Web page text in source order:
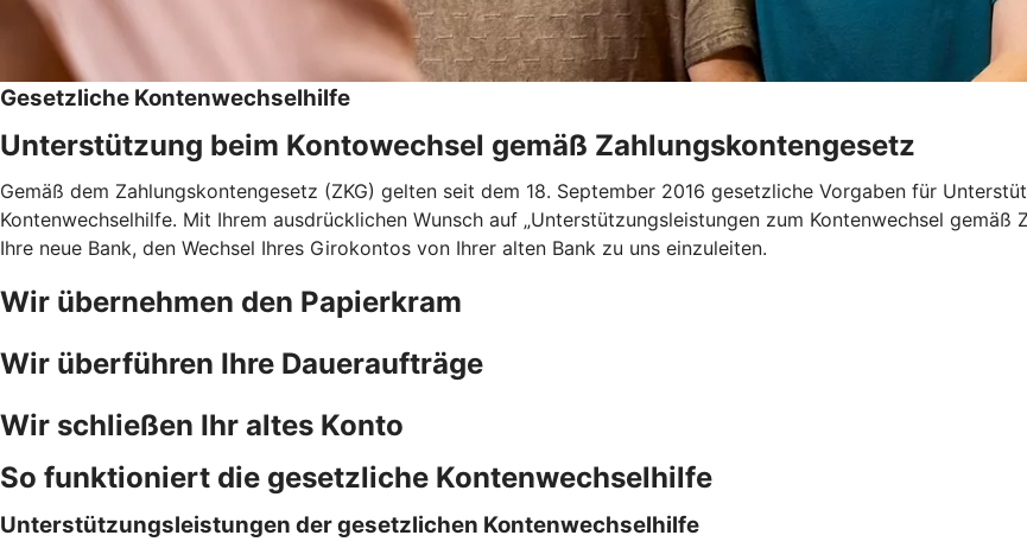
Gesetzliche Kontenwechselhilfe
Unterstützung beim Kontowechsel gemäß Zahlungskontengesetz
Gemäß dem Zahlungskontengesetz (ZKG) gelten seit dem 18. September 2016 gesetzliche Vorgaben für
Kontenwechselhilfe. Mit Ihrem ausdrücklichen Wunsch auf „Unterstützungsleistungen zum Kontenwechsel
Ihre neue Bank, den Wechsel Ihres Girokontos von Ihrer alten Bank zu uns einzuleiten.
Wir übernehmen den Papierkram
Wir überführen Ihre Daueraufträge
Wir schließen Ihr altes Konto
So funktioniert die gesetzliche Kontenwechselhilfe
Unterstützungsleistungen der gesetzlichen Kontenwechselhilfe